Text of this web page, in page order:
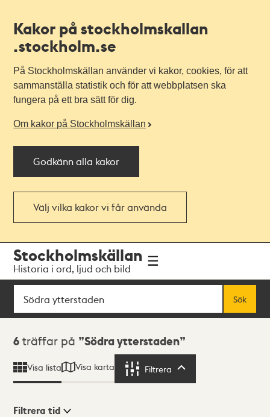
Kakor på stockholmskallan
.stockholm.se
På Stockholmskällan använder vi kakor, cookies, för att
sammanställa statistik och för att webbplatsen ska
fungera på ett bra sätt för dig.
Om kakor på Stockholmskällan
Godkänn alla kakor
Välj vilka kakor vi får använda
navigationen
huvudinnehållet
Stockholmskällan
Historia i ord, ljud och bild
Sök
Sök
Sökresultat
6 träffar på Södra ytterstaden
Visa lista Visa karta Filtrera
Filtrera tid